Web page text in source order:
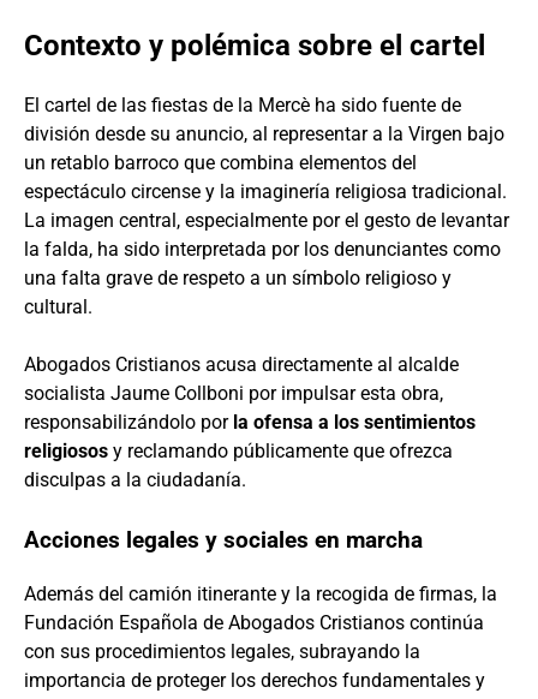
Contexto y polémica sobre el cartel
El cartel de las fiestas de la Mercè ha sido fuente de
división desde su anuncio, al representar a la Virgen bajo
un retablo barroco que combina elementos del
espectáculo circense y la imaginería religiosa tradicional.
La imagen central, especialmente por el gesto de levantar
la falda, ha sido interpretada por los denunciantes como
una falta grave de respeto a un símbolo religioso y
cultural.
Abogados Cristianos acusa directamente al alcalde
socialista Jaume Collboni por impulsar esta obra,
responsabilizándolo por la ofensa a los sentimientos
religiosos y reclamando públicamente que ofrezca
disculpas a la ciudadanía.
Acciones legales y sociales en marcha
Además del camión itinerante y la recogida de firmas, la
Fundación Española de Abogados Cristianos continúa
con sus procedimientos legales, subrayando la
importancia de proteger los derechos fundamentales y